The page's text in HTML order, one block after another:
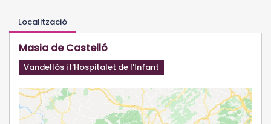
Localització
Masia de Castelló
Vandellòs i l'Hospitalet de l'Infant